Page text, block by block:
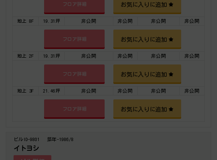
フロア詳細 お気に入りに追加
地上 8F 19.31坪 非公開 非公開 非公開 非公開
フロア詳細 お気に入りに追加
地上 2F 19.31坪 非公開 非公開 非公開 非公開
フロア詳細 お気に入りに追加
地上 3F 21.46坪 非公開 非公開 非公開 非公開
フロア詳細 お気に入りに追加
ビルID-9801 築年-1986/8
イトヨシ